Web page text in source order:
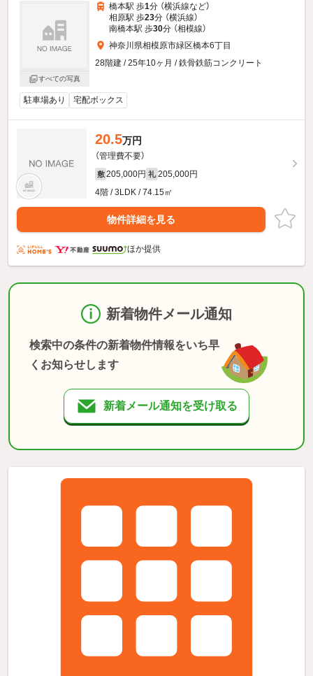
すべての写真
橋本駅 歩1分 （横浜線など）
相原駅 歩23分 （横浜線）
南橋本駅 歩30分 （相模線）
神奈川県相模原市緑区橋本6丁目
28階建 / 25年10ヶ月 / 鉄骨鉄筋コンクリート
駐車場あり 宅配ボックス
20.5万円
（管理費不要）
敷 205,000円 礼 205,000円
4階 / 3LDK / 74.15㎡
物件詳細を見る
ほか提供
新着物件メール通知
検索中の条件の新着物件情報をいち早
くお知らせします
新着メール通知を受け取る